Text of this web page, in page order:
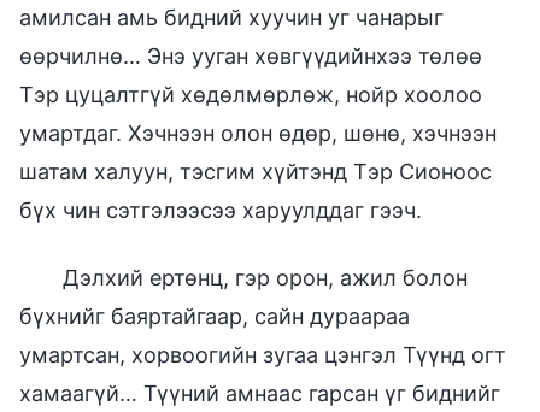
амилсан амь бидний хуучин уг чанарыг
өөрчилнө… Энэ ууган хөвгүүдийнхээ төлөө
Тэр цуцалтгүй хөдөлмөрлөж, нойр хоолоо
умартдаг. Хэчнээн олон өдөр, шөнө, хэчнээн
шатам халуун, тэсгим хүйтэнд Тэр Сионоос
бүх чин сэтгэлээсээ харуулддаг гээч.
Дэлхий ертөнц, гэр орон, ажил болон
бүхнийг баяртайгаар, сайн дураараа
умартсан, хорвоогийн зугаа цэнгэл Түүнд огт
хамаагүй… Түүний амнаас гарсан үг биднийг